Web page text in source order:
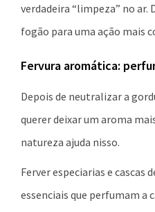
verdadeira “limpeza” no ar.
fogão para uma ação mais
Fervura aromática:
Depois de neutralizar a
querer deixar um aroma
natureza ajuda nisso.
Ferver especiarias e
essenciais que perfumam a